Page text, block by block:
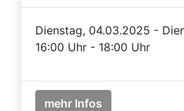
Dienstag, 04.03.2025 -
16:00 Uhr - 18:00 Uhr
mehr Infos